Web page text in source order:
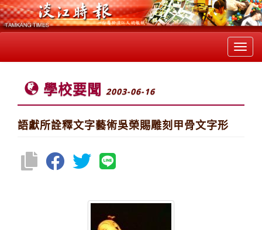
學校要聞 2003-06-16
語獻所詮釋文字藝術吳榮賜雕刻甲骨文字形